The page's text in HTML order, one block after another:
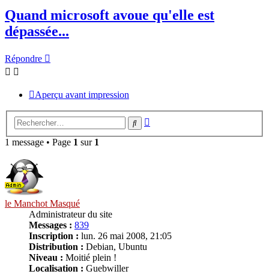
Quand microsoft avoue qu'elle est
dépassée...
Répondre
Aperçu avant impression
Rechercher
1 message • Page 1 sur 1
le Manchot Masqué
Administrateur du site
Messages : 839
Inscription : lun. 26 mai 2008, 21:05
Distribution : Debian, Ubuntu
Niveau : Moitié plein !
Localisation : Guebwiller